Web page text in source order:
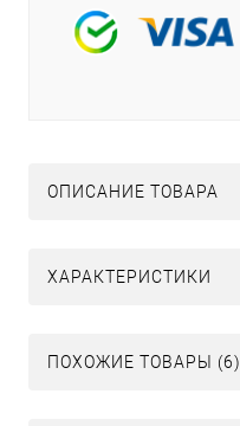
ОПИСАНИЕ ТОВАРА
ХАРАКТЕРИСТИКИ
ПОХОЖИЕ ТОВАРЫ (6)